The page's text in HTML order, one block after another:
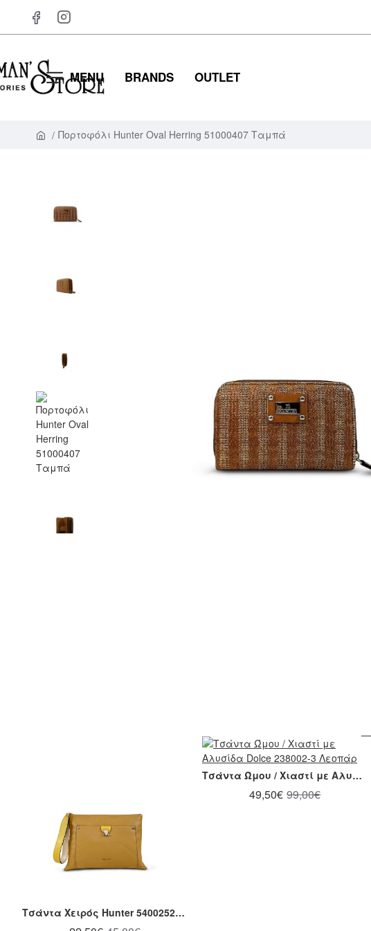
MENU BRANDS OUTLET
Πορτοφόλι Hunter Oval Herring 51000407 Ταμπά
Τσάντα Χειρός Hunter 54002520 Ταμπά
Τσάντα Ώμου / Χιαστί με Αλυσίδα Dolce 238002-3 Λεοπάρ
49,50€ 99,00€